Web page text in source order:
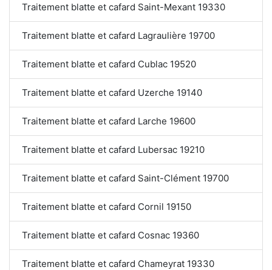
Traitement blatte et cafard Saint-Mexant 19330
Traitement blatte et cafard Lagraulière 19700
Traitement blatte et cafard Cublac 19520
Traitement blatte et cafard Uzerche 19140
Traitement blatte et cafard Larche 19600
Traitement blatte et cafard Lubersac 19210
Traitement blatte et cafard Saint-Clément 19700
Traitement blatte et cafard Cornil 19150
Traitement blatte et cafard Cosnac 19360
Traitement blatte et cafard Chameyrat 19330